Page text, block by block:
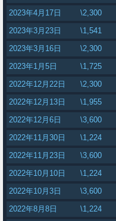
2023年4月17日
\2,300
2023年3月23日
\1,541
2023年3月16日
\2,300
2023年1月5日
\1,725
2022年12月22日
\2,300
2022年12月13日
\1,955
2022年12月6日
\3,600
2022年11月30日
\1,224
2022年11月23日
\3,600
2022年10月10日
\1,224
2022年10月3日
\3,600
2022年8月8日
\1,224